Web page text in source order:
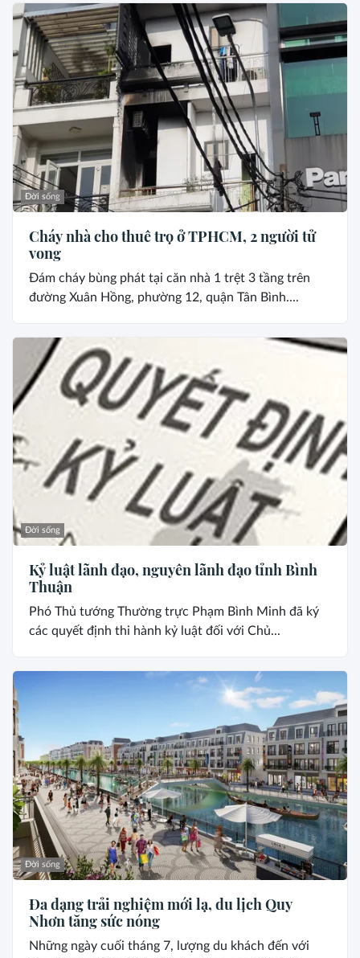
Đời sống
Cháy nhà cho thuê trọ ở TPHCM, 2 người tử
vong
Đám cháy bùng phát tại căn nhà 1 trệt 3 tầng trên
đường Xuân Hồng, phường 12, quận Tân Bình....
Đời sống
Kỷ luật lãnh đạo, nguyên lãnh đạo tỉnh Bình
Thuận
Phó Thủ tướng Thường trực Phạm Bình Minh đã ký
các quyết định thi hành kỷ luật đối với Chủ...
Đời sống
Đa dạng trải nghiệm mới lạ, du lịch Quy
Nhơn tăng sức nóng
Những ngày cuối tháng 7, lượng du khách đến với